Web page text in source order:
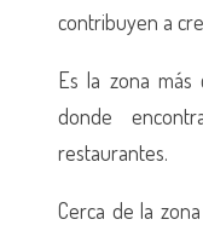
contribuyen a
Es la zona más
donde
restaurantes.
Cerca de la